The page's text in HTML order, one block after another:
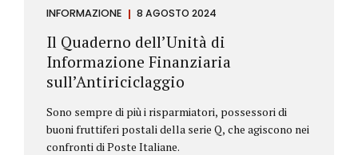
INFORMAZIONE 8 AGOSTO 2024
Il Quaderno dell’Unità di
Informazione Finanziaria
sull’Antiriciclaggio
Sono sempre di più i risparmiatori, possessori di
buoni fruttiferi postali della serie Q, che agiscono nei
confronti di Poste Italiane.